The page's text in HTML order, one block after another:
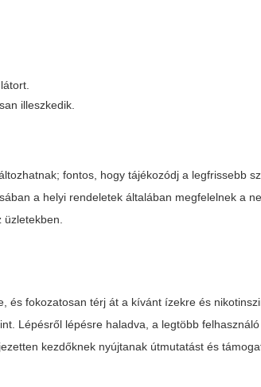
illeszkedik.
fontos, hogy tájékozódj a legfrissebb
a helyi rendeletek általában megfelelnek a
és fokozatosan térj át a kívánt ízekre és
Lépésről lépésre haladva, a legtöbb
kezdőknek nyújtanak útmutatást és